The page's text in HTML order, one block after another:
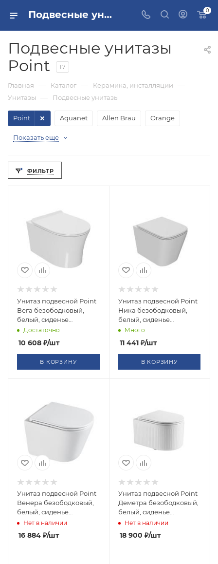
Подвесные унитазы Point купить в Москве, цена 0
Подвесные унитазы
Point
17
Главная — Каталог — Керамика, инсталляции —
Унитазы — Подвесные унитазы
Aquanet Allen Brau Orange
Point
Показать еще
ФИЛЬТР
Унитаз подвесной Point
Вега безободковый,
белый, сиденье
дюропласт микролифт
быстросъем., PN41711
Достаточно
10 608 ₽/шт
В КОРЗИНУ
Унитаз подвесной Point
Ника безободковый,
белый, сиденье
дюропласт микролифт
быстросъем., PN41081
Много
11 441₽/шт
В КОРЗИНУ
Унитаз подвесной Point
Венера безободковый,
белый, сиденье
дюропласт микролифт
быстросъем., PN41071
Нет в наличии
16 884 ₽/шт
Унитаз подвесной Point
Деметра безободковый,
белый, сиденье
дюропласт микролифт
быстросъем., PN41121
Нет в наличии
18 900 ₽/шт